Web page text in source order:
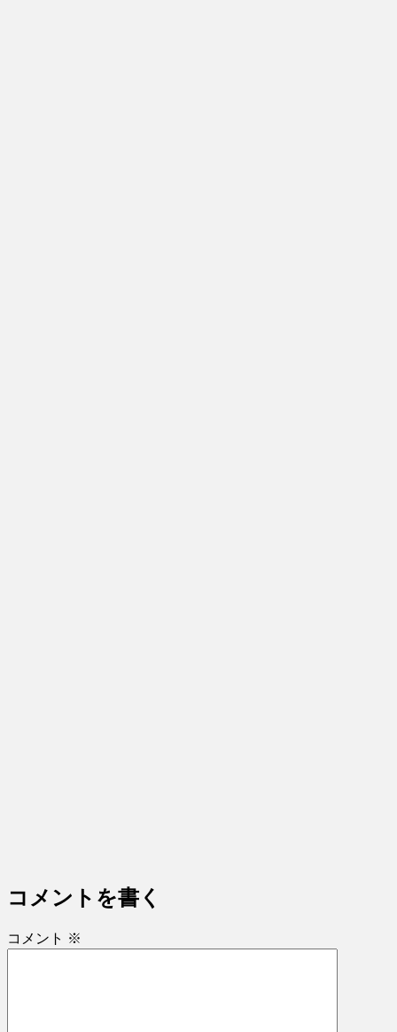
コメントを書く
コメント ※